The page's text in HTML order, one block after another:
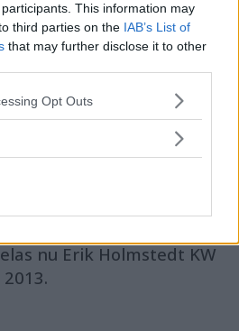
participants. This information may
third parties on the IAB’s List of
that may further disclose it to other
app uses one or more Google
usage behaviour. You may click to
purposes in below Google
Opt Outs
belönas
av
har under många
förändringar.
han följt rivningar och
fått
nu Erik Holmstedt KW